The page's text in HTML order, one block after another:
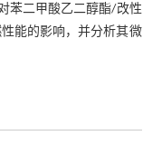
苯二甲酸乙二醇酯/改性
性能的影响，并分析其微